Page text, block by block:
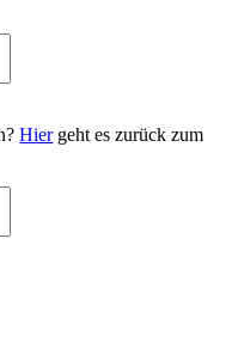
Hiergeht es zurück zum